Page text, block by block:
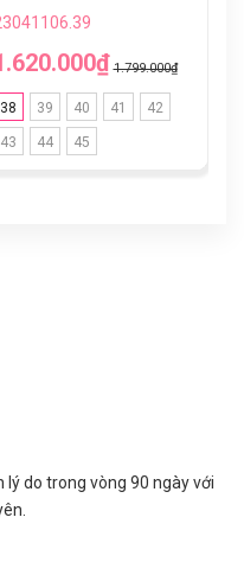
TF
1.799.000₫
38 39 40 41 42
43 44 45
do trong vòng 90 ngày với